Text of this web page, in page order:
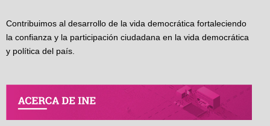
Contribuimos al desarrollo de la vida democrática fortaleciendo
la confianza y la participación ciudadana en la vida democrática
y política del país.